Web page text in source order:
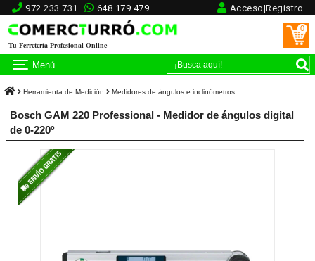
972 233 731 648 179 479 Acceso|Registro
Tu Ferretería Profesional Online
0
Menú
Herramienta de Medición Medidores de ángulos e inclinómetros
Bosch GAM 220 Professional - Medidor de ángulos digital
de 0-220º